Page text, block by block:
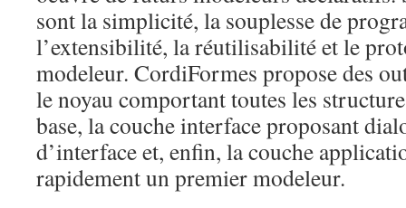
sont la simplicité, la souplesse de
l’extensibilité, la réutilisabilité et le
modeleur. CordiFormes propose des
le noyau comportant toutes les
base, la couche interface proposant
d’interface et, enfin, la couche
rapidement un premier modeleur.